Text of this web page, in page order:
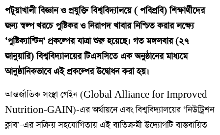
​পটুয়াখালী বিজ্ঞান ও প্রযুক্তি বিশ্ববিদ্যালয়ে ( পবিপ্রবি) শিক্ষার্থীদের
জন্য স্বল্প খরচে পুষ্টিকর ও নিরাপদ খাবার নিশ্চিত করার লক্ষ্যে
‘পুষ্টিক্যান্টিন’ প্রকল্পের যাত্রা শুরু হয়েছে। গত মঙ্গলবার (২৭
জানুয়ারি) বিশ্ববিদ্যালয়ের টিএসসিতে এক অনুষ্ঠানের মাধ্যমে
আনুষ্ঠানিকভাবে এই প্রকল্পের উদ্বোধন করা হয়।
​আন্তর্জাতিক সংস্থা গেইন (Global Alliance for Improved
Nutrition-GAIN)-এর অর্থায়নে এবং বিশ্ববিদ্যালয়ের ‘নিউট্রিশন
ক্লাব’-এর সক্রিয় সহযোগিতায় এই ব্যতিক্রমী উদ্যোগটি বাস্তবায়িত